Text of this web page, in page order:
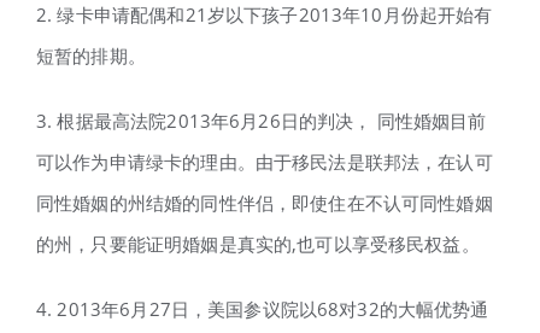
2. 绿卡申请配偶和21岁以下孩子2013年10月份起开始有
短暂的排期。
3. 根据最高法院2013年6月26日的判决， 同性婚姻目前
可以作为申请绿卡的理由。由于移民法是联邦法，在认可
同性婚姻的州结婚的同性伴侣，即使住在不认可同性婚姻
的州，只要能证明婚姻是真实的,也可以享受移民权益。
4. 2013年6月27日，美国参议院以68对32的大幅优势通